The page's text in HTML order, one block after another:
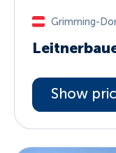
Grimming-
Show